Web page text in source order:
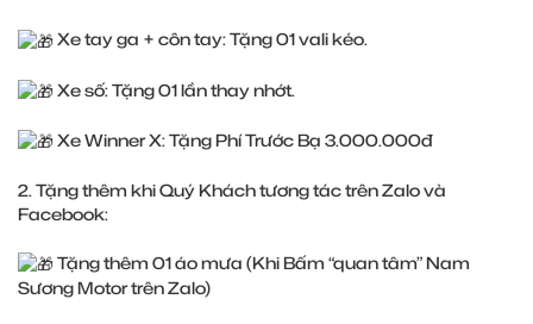
Xe tay ga + côn tay: Tặng 01 vali kéo.
Xe số: Tặng 01 lần thay nhớt.
Xe Winner X: Tặng Phí Trước Bạ 3.000.000đ
2. Tặng thêm khi Quý Khách tương tác trên Zalo và
Facebook:
Tặng thêm 01 áo mưa (Khi Bấm “quan tâm” Nam
Sương Motor trên Zalo)